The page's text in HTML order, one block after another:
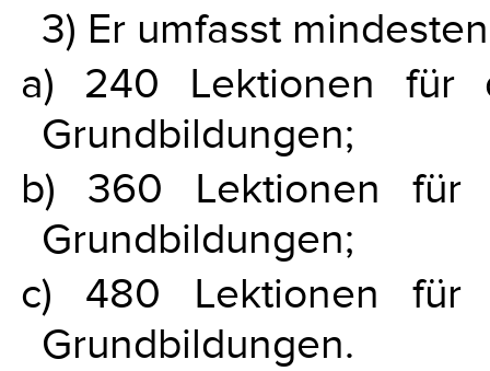
3) Er umfasst
a) 240 Lektionen für
Grundbildungen;
b) 360 Lektionen für
Grundbildungen;
c) 480 Lektionen für
Grundbildungen.